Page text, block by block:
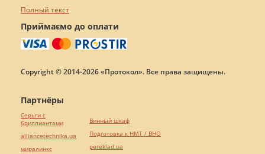
Полный текст
Приймаємо до оплати
Copyright © 2014-2026 «Протокол». Все права защищены.
Партнёры
Серьги с
бриллиантами
alliancetechnika.ua
миралинкс
Винный шкаф
Подготовка к НМТ / ВНО
pereklad.ua